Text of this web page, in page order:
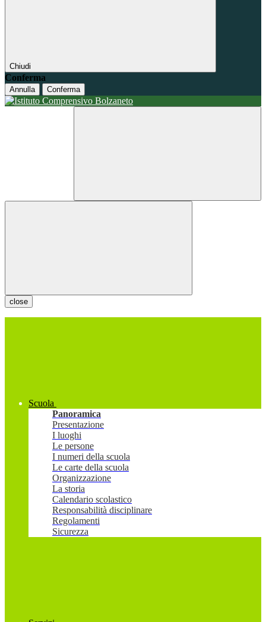
Chiudi
Conferma
Annulla Conferma
close
Scuola
Panoramica
Presentazione
I luoghi
Le persone
I numeri della scuola
Le carte della scuola
Organizzazione
La storia
Calendario scolastico
Responsabilità disciplinare
Regolamenti
Sicurezza